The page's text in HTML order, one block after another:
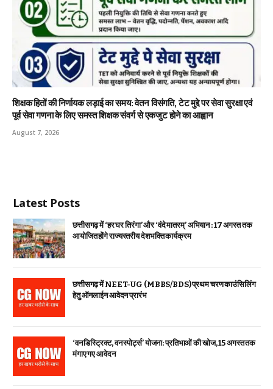
शिक्षक हितों की निर्णायक लड़ाई का समय: वेतन विसंगति, टेट मुद्दे पर सेवा सुरक्षा एवं
पूर्व सेवा गणना के लिए समस्त शिक्षक संवर्ग से एकजुट होने का आह्वान
August 7, 2026
Latest Posts
छत्तीसगढ़ में ‘हर घर तिरंगा’ और ‘वंदे मातरम्’ अभियान : 17 अगस्त तक
आयोजित होंगे राज्यस्तरीय देशभक्ति कार्यक्रम
छत्तीसगढ़ में NEET-UG (MBBS/BDS) प्रथम चरण काउंसिलिंग
हेतु ऑनलाईन आवेदन प्रारंभ
‘वन डिस्ट्रिक्ट, वन स्पोर्ट्स’ योजना: प्रतिभाओं की खोज, 15 अगस्त तक
मंगाए गए आवेदन